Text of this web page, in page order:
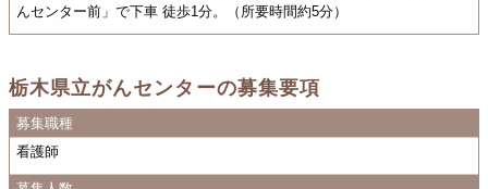
んセンター前」で下車 徒歩1分。（所要時間約5分）
栃木県立がんセンターの募集要項
募集職種
看護師